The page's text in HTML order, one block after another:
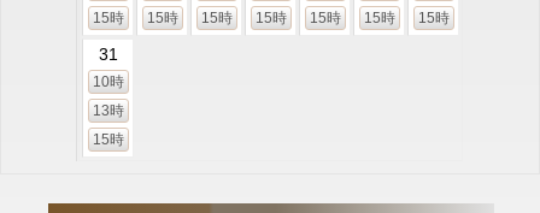
15時
15時
15時
15時
15時
15時
15時
31
10時
13時
15時